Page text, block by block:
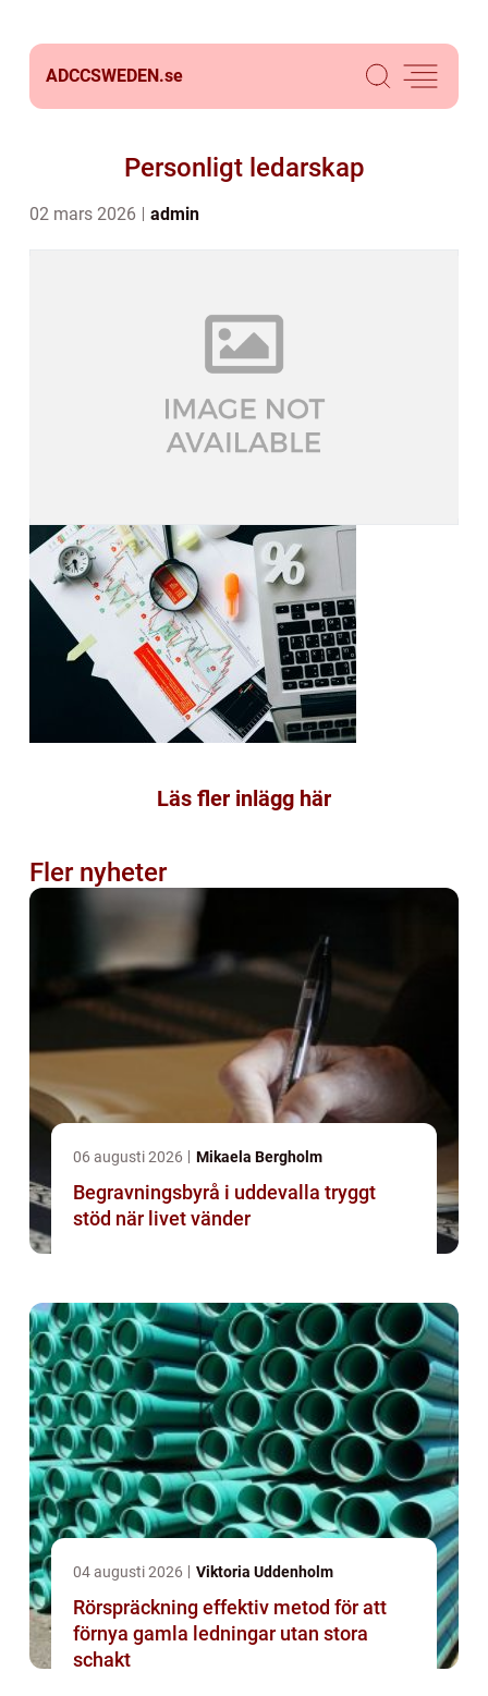
ADCCSWEDEN.se
Personligt ledarskap
02 mars 2026 admin
Läs fler inlägg här
Fler nyheter
06 augusti 2026 Mikaela Bergholm
Begravningsbyrå i uddevalla tryggt
stöd när livet vänder
04 augusti 2026 Viktoria Uddenholm
Rörspräckning effektiv metod för att
förnya gamla ledningar utan stora
schakt